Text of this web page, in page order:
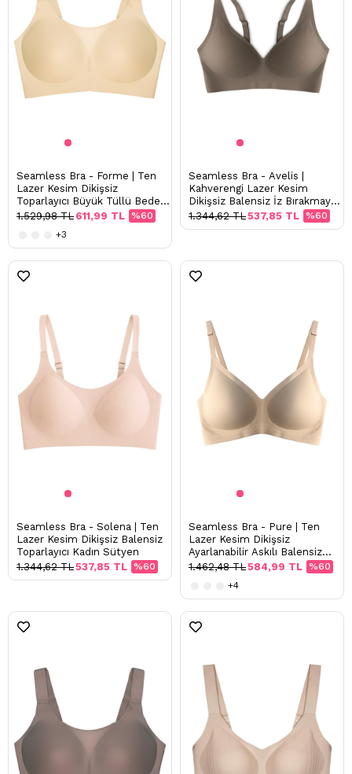
Seamless Bra - Forme | Ten
Lazer Kesim Dikişsiz
Toparlayıcı Büyük Tüllü Beden
Kadın Sütyen
%60
611,99 TL
1.529,98 TL
+3
Seamless Bra - Avelis |
Kahverengi Lazer Kesim
Dikişsiz Balensiz İz Bırakmayan
Kadın Sütyen
%60
537,85 TL
1.344,62 TL
Seamless Bra - Solena | Ten
Lazer Kesim Dikişsiz Balensiz
Toparlayıcı Kadın Sütyen
%60
537,85 TL
1.344,62 TL
Seamless Bra - Pure | Ten
Lazer Kesim Dikişsiz
Ayarlanabilir Askılı Balensiz
Kadın Sütyen
%60
584,99 TL
1.462,48 TL
+4